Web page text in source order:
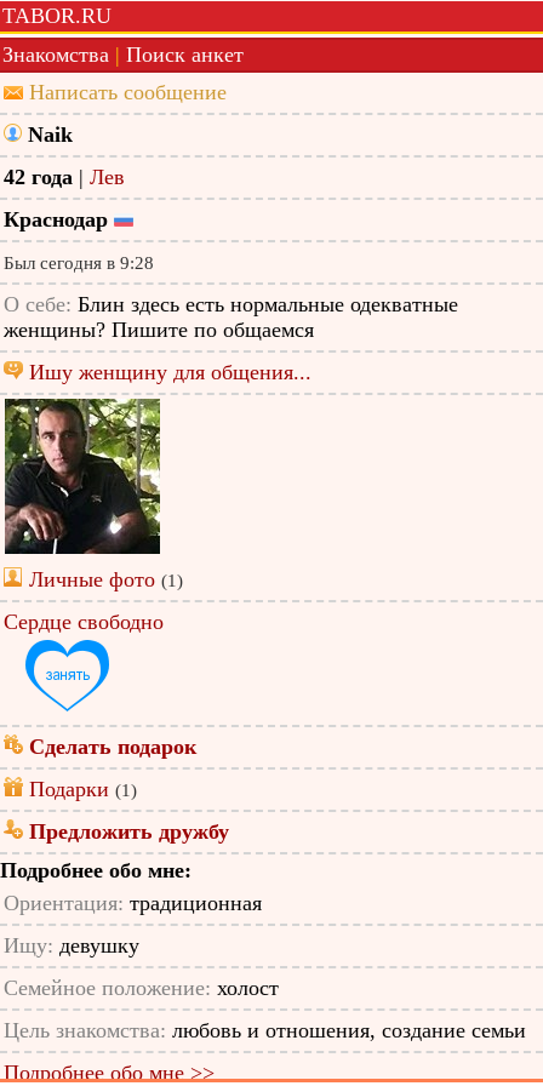
TABOR.RU
Знакомства | Поиск анкет
Написать сообщение
Naik
42 года | Лев
Краснодар
Был сегодня в 9:28
О себе: Блин здесь есть нормальные одекватные
женщины? Пишите по общаемся
Ишу женщину для общения...
Личные фото (1)
Сердце свободно
Сделать подарок
Подарки (1)
Предложить дружбу
Подробнее обо мне:
Ориентация: традиционная
Ищу: девушку
Семейное положение: холост
Цель знакомства: любовь и отношения, создание семьи
Подробнее обо мне >>